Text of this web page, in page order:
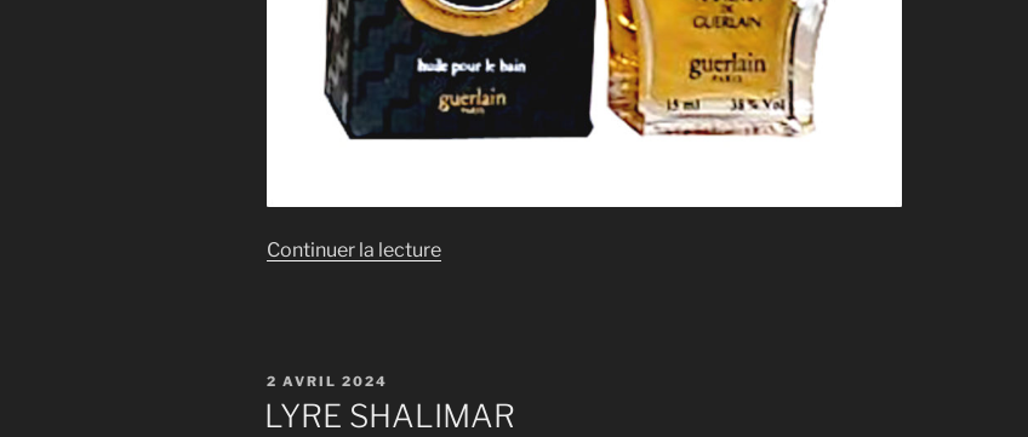
Continuer la lecturede
PUBLIÉ
LE
2 AVRIL 2024
LYRE SHALIMAR